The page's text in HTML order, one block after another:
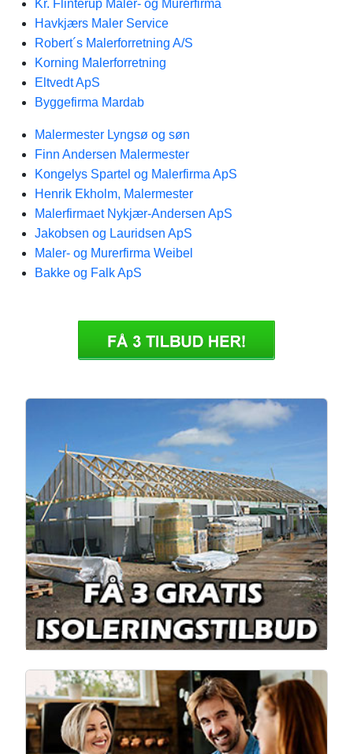
Kr. Flinterup Maler- og Murerfirma
Havkjærs Maler Service
Robert´s Malerforretning A/S
Korning Malerforretning
Eltvedt ApS
Byggefirma Mardab
Malermester Lyngsø og søn
Finn Andersen Malermester
Kongelys Spartel og Malerfirma ApS
Henrik Ekholm, Malermester
Malerfirmaet Nykjær-Andersen ApS
Jakobsen og Lauridsen ApS
Maler- og Murerfirma Weibel
Bakke og Falk ApS